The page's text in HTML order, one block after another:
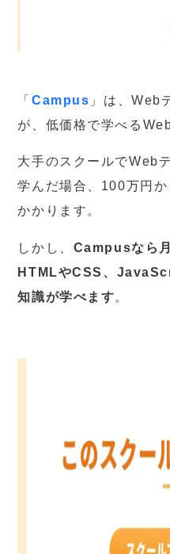
「 Campus 」は、Web
が、低価格で学べる
大手のスクールでWeb
学んだ場合、100万円
かかります。
しかし、 Campusなら
HTMLやCSS、
知識が学べます。